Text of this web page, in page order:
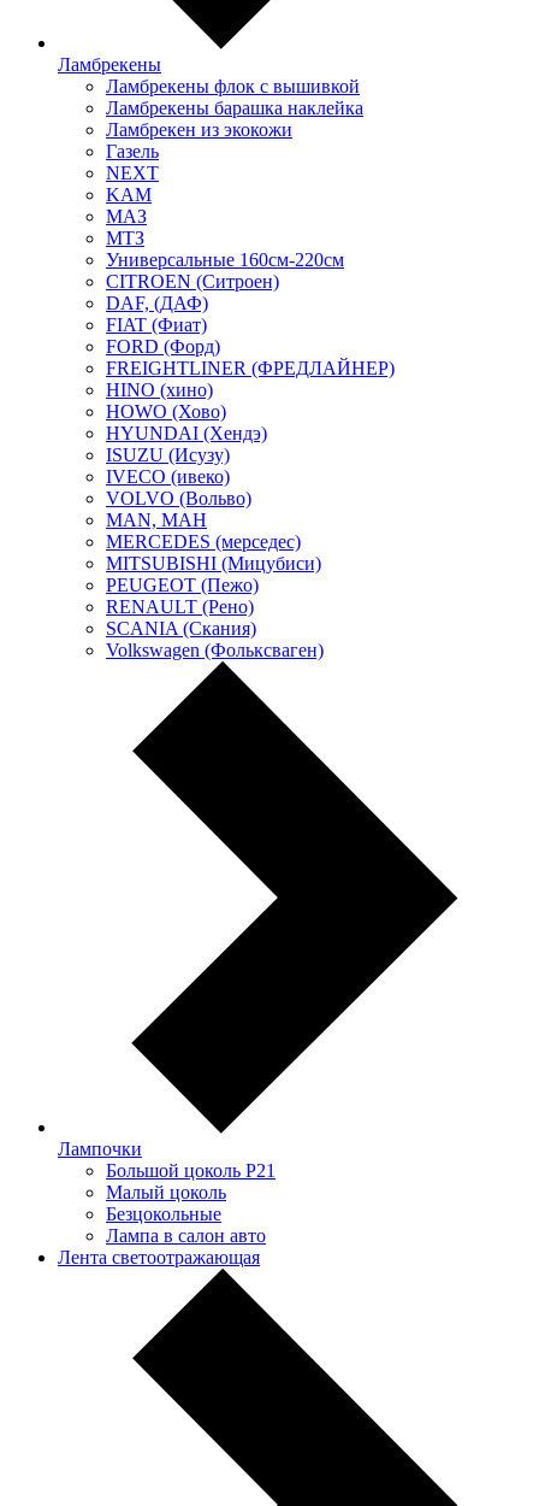
Ламбрекены
Ламбрекены флок с вышивкой
Ламбрекены барашка наклейка
Ламбрекен из экокожи
Газель
NEXT
KAM
МАЗ
МТЗ
Универсальные 160см-220см
CITROEN (Ситроен)
DAF, (ДАФ)
FIAT (Фиат)
FORD (Форд)
FREIGHTLINER (ФРЕДЛАЙНЕР)
HINO (хино)
HOWO (Хово)
HYUNDAI (Хендэ)
ISUZU (Исузу)
IVECO (ивеко)
VOLVO (Вольво)
MAN, МАН
MERCEDES (мерседес)
MITSUBISHI (Мицубиси)
PEUGEOT (Пежо)
RENAULT (Рено)
SCANIA (Скания)
Volkswagen (Фольксваген)
Лампочки
Большой цоколь P21
Малый цоколь
Безцокольные
Лампа в салон авто
Лента светоотражающая